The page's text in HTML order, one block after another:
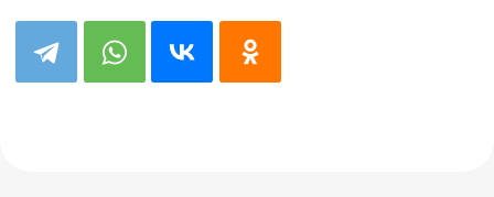
согласие на получение рекламной рассылки и
обработку персональных данных